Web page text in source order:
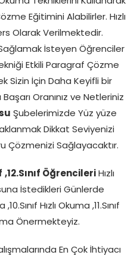
Eğitimini Alabilirler. Hızlı
Olarak Verilmektedir.
İsteyen Öğrenciler
Etkili Paragraf Çözme
Sizin İçin Daha Keyifli bir
Oranınız ve Netleriniz
Şubelerimizde Yüz yüze
Dikkat Seviyenizi
Çözmenizi Sağlayacaktır.
,12.Sınıf Öğrencileri
Hızlı
İstedikleri Günlerde
Hızlı Okuma ,11.Sınıf
Önermekteyiz.
En Çok İhtiyacı